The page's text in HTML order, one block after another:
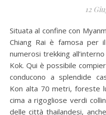
12
Situata al confine con Myanmar e Laos, la città montuosa di
Chiang Rai è famosa
numerosi trekking
Kok. Qui è possibile
conducono a splendide
Kon alta 70 metri, foreste
cima a rigogliose verdi
delle città thailandesi,